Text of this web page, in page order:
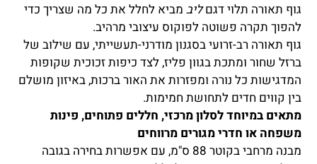
גוף תאורה תלוי דגם ליב מביא לחלל את כל מה שצריך כדי
להפוך תקרה פשוטה לפוקוס עיצובי מרהיב.
גוף תאורה רב-זרועי בסגנון מודרני-תעשייתי, עם שילוב של
ברזל שחור ומתכת בגוון פליז, לצד כיפות זכוכית שקופות
המדגישות כל נורה ומפזרות את האור ברכות, באיזון מושלם
בין קווים חדים לתחושת חמימות.
מתאים במיוחד לסלון מרכזי, חללים פתוחים, פינות
משפחה או חדרי מגורים מרווחים
מבנה מרחבי בקוטר 88 ס"מ, עם אפשרות בחירה בגובה